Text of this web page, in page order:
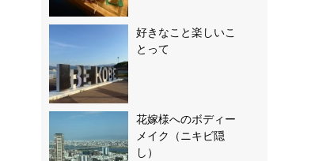
好きなこと楽しいこ
とって
花嫁様へのボディー
メイク（ニキビ隠
し）